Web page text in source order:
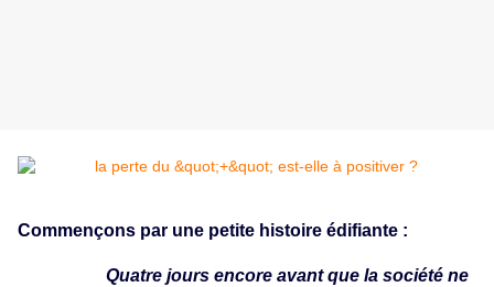
Commençons par une petite histoire édifiante :
Quatre jours encore avant que la société ne